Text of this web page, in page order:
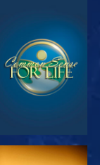
観る